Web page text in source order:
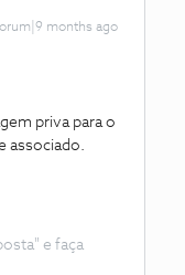
months ago
priva para o
associado.
e faça